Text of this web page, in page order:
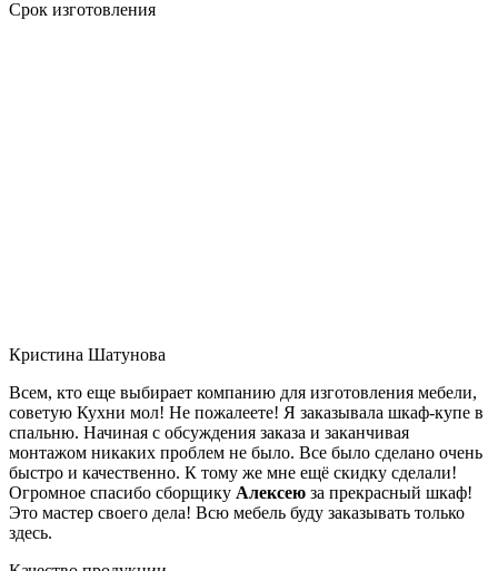
Срок изготовления
Кристина Шатунова
Всем, кто еще выбирает компанию для изготовления мебели,
советую Кухни мол! Не пожалеете! Я заказывала шкаф-купе в
спальню. Начиная с обсуждения заказа и заканчивая
монтажом никаких проблем не было. Все было сделано очень
быстро и качественно. К тому же мне ещё скидку сделали!
Огромное спасибо сборщику Алексею за прекрасный шкаф!
Это мастер своего дела! Всю мебель буду заказывать только
здесь.